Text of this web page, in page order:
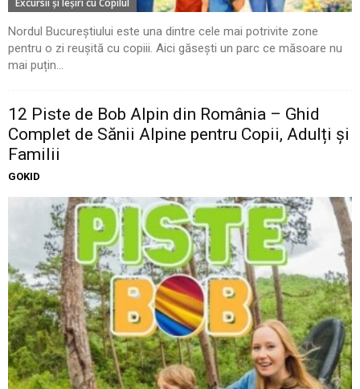
Excursii şi Ieşiri cu Copilul
Nordul Bucureștiului este una dintre cele mai potrivite zone
pentru o zi reușită cu copiii. Aici găsești un parc ce măsoare nu
mai puțin...
12 Piste de Bob Alpin din România – Ghid
Complet de Sănii Alpine pentru Copii, Adulți și
Familii
GOKID